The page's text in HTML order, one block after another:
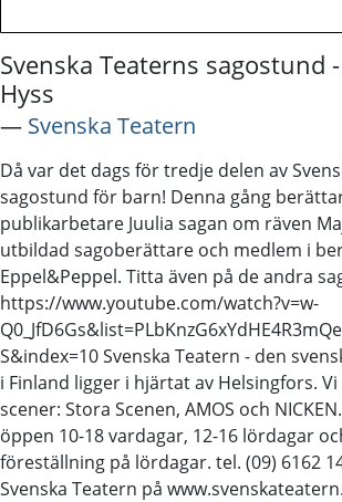
Svenska Teaterns sagostund
Hyss
― Svenska Teatern
Då var det dags för tredje delen av
sagostund för barn! Denna gång
publikarbetare Juulia sagan om räven
utbildad sagoberättare och medlem i
Eppel&Peppel. Titta även på de andra
https://www.youtube.com/watch?v=w-
S&index=10 Svenska Teatern - den
i Finland ligger i hjärtat av Helsingfors.
scener: Stora Scenen, AMOS och
öppen 10-18 vardagar, 12-16 lördagar
föreställning på lördagar. tel. (09) 6162
Svenska Teatern på